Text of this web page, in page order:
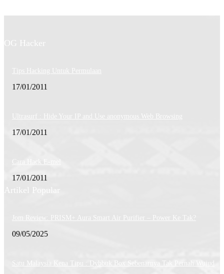
OG Hacker
Tips Hacking Untuk Permulaan
17/01/2011
Ultrasurf : Hide Your IP and Use anonymous Web Browsing
17/01/2011
Cara Hack E-mel
17/01/2011
Artikel Popular
Jom Review: PRISM+ Aura Smart Air Purifier – Power Ke Tak?
09/05/2025
Satu Malaysia Kena Tipu : Dybbuk Box Sebenarnya Tak Pernah Wujud